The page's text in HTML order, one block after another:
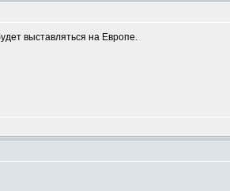
выставляться на Европе.